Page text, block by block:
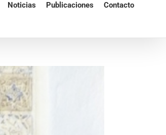
Noticias Publicaciones Contacto